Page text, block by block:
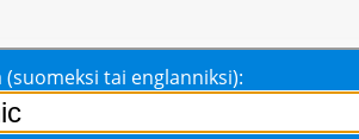
tai englanniksi):